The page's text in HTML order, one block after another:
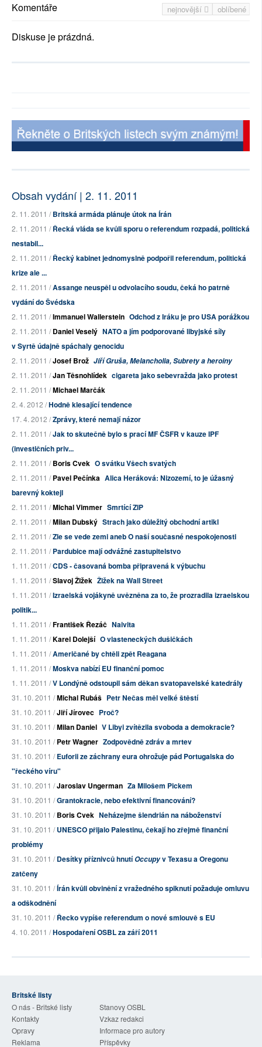
nejnovější oblíbené
Komentáře
Diskuse je prázdná.
Obsah vydání | 2. 11. 2011
2. 11. 2011 /Britská armáda plánuje útok na Írán
2. 11. 2011 /Řecká vláda se kvůli sporu o referendum rozpadá, politická
nestabil...
2. 11. 2011 /Řecký kabinet jednomyslně podpořil referendum, politická
krize ale ...
2. 11. 2011 /Assange neuspěl u odvolacího soudu, čeká ho patrně
vydání do Švédska
2. 11. 2011 /Immanuel Wallerstein Odchod z Iráku je pro USA porážkou
2. 11. 2011 /Daniel Veselý NATO a jím podporované libyjské síly
v Syrtě údajně spáchaly genocidu
2. 11. 2011 /Josef Brož Jiří Gruša, Melancholia, Subrety a heroiny
2. 11. 2011 /Jan Těsnohlídek cigareta jako sebevražda jako protest
2. 11. 2011 /Michael Marčák
2. 4. 2012 /Hodně klesající tendence
17. 4. 2012 /Zprávy, které nemají názor
2. 11. 2011 /Jak to skutečně bylo s prací MF ČSFR v kauze IPF
(investičních priv...
2. 11. 2011 /Boris Cvek O svátku Všech svatých
2. 11. 2011 /Pavel Pečínka Alica Heráková: Nizozemí, to je úžasný
barevný koktejl
2. 11. 2011 /Michal Vimmer Smrtící ZIP
2. 11. 2011 /Milan Dubský Strach jako důležitý obchodní artikl
2. 11. 2011 /Zle se vede zemi aneb O naší současné nespokojenosti
2. 11. 2011 /Pardubice mají odvážné zastupitelstvo
1. 11. 2011 /CDS - časovaná bomba připravená k výbuchu
1. 11. 2011 /Slavoj Žižek Žižek na Wall Street
1. 11. 2011 /Izraelská vojákyně uvězněna za to, že prozradila izraelskou
politik...
1. 11. 2011 /František Řezáč Naivita
1. 11. 2011 /Karel Dolejší O vlasteneckých dušičkách
1. 11. 2011 /Američané by chtěli zpět Reagana
1. 11. 2011 /Moskva nabízí EU finanční pomoc
1. 11. 2011 /V Londýně odstoupil sám děkan svatopavelské katedrály
31. 10. 2011 /Michal Rubáš Petr Nečas měl velké štěstí
31. 10. 2011 /Jiří Jírovec Proč?
31. 10. 2011 /Milan Daniel V Libyi zvítězila svoboda a demokracie?
31. 10. 2011 /Petr Wagner Zodpovědně zdráv a mrtev
31. 10. 2011 /Euforii ze záchrany eura ohrožuje pád Portugalska do
"řeckého víru"
31. 10. 2011 /Jaroslav Ungerman Za Milošem Pickem
31. 10. 2011 /Grantokracie, nebo efektivní financování?
31. 10. 2011 /Boris Cvek Neházejme šlendrián na náboženství
31. 10. 2011 /UNESCO přijalo Palestinu, čekají ho zřejmě finanční
problémy
31. 10. 2011 /Desítky příznivců hnutíOccupyv Texasu a Oregonu
zatčeny
31. 10. 2011 /Írán kvůli obvinění z vražedného spiknutí požaduje omluvu
a odškodnění
31. 10. 2011 /Řecko vypíše referendum o nové smlouvě s EU
4. 10. 2011 /Hospodaření OSBL za září 2011
Britské listy
O nás - Britské listy
Stanovy OSBL
Kontakty
Vzkaz redakci
Opravy
Informace pro autory
Reklama
Příspěvky